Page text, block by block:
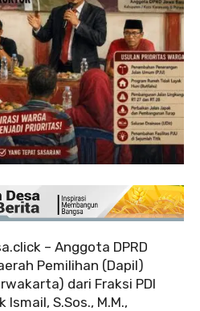
– Anggota DPRD
Pemilihan (Dapil)
dari Fraksi PDI
S.Sos., M.M.,